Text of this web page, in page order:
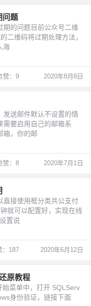
问题
期的问题目前公众号二维
二维码将过期处理方法，
海
赞：9 2020年8月8日
发送邮件默认不设置的情
需要启用自己的邮箱系
箱，你的邮
赞：8 2020年7月1日
直接使用框分类共公支付
就可以配置好，实现在线
置说
：187 2020年6月12日
原教程
菜单中，打开 SQLServ
身份验证，链接下面